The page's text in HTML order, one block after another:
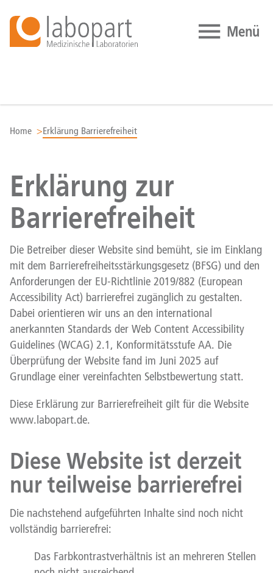
Home Erklärung Barrierefreiheit
Erklärung zur
Barrierefreiheit
Die Betreiber dieser Website sind bemüht, sie im Einklang
mit dem Barrierefreiheitsstärkungsgesetz (BFSG) und den
Anforderungen der EU-Richtlinie 2019/882 (European
Accessibility Act) barrierefrei zugänglich zu gestalten.
Dabei orientieren wir uns an den international
anerkannten Standards der Web Content Accessibility
Guidelines (WCAG) 2.1, Konformitätsstufe AA. Die
Überprüfung der Website fand im Juni 2025 auf
Grundlage einer vereinfachten Selbstbewertung statt.
Diese Erklärung zur Barrierefreiheit gilt für die Website
www.labopart.de.
Diese Website ist derzeit
nur teilweise barrierefrei
Die nachstehend aufgeführten Inhalte sind noch nicht
vollständig barrierefrei:
Das Farbkontrastverhältnis ist an mehreren Stellen